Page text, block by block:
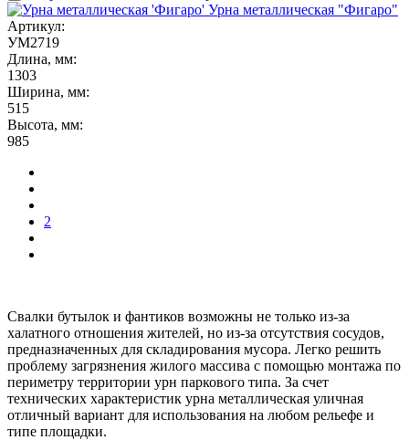
Урна металлическая "Фигаро"
Артикул:
УМ2719
Длина, мм:
1303
Ширина, мм:
515
Высота, мм:
985
2
Свалки бутылок и фантиков возможны не только из-за
халатного отношения жителей, но из-за отсутствия сосудов,
предназначенных для складирования мусора. Легко решить
проблему загрязнения жилого массива с помощью монтажа по
периметру территории урн паркового типа. За счет
технических характеристик урна металлическая уличная
отличный вариант для использования на любом рельефе и
типе площадки.